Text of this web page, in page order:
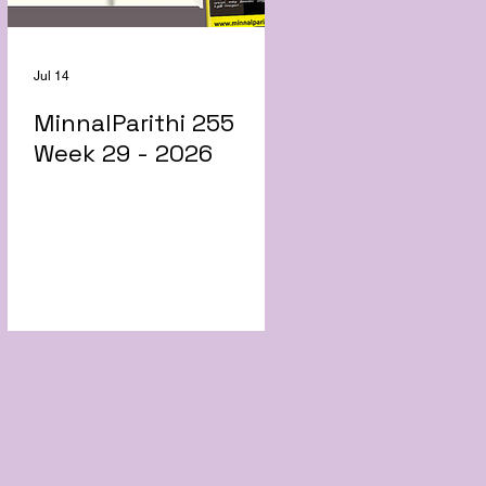
MinnalParithi 255
Week 29 - 2026
Jul 14